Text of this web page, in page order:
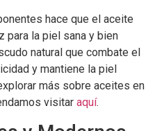
hace que el aceite
para la piel sana y bien
natural que combate el
y mantiene la piel
más sobre aceites en
visitar aquí.